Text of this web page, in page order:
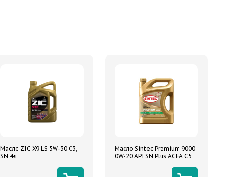
Масло ZIC X9 LS 5W-30 C3,
SN 4л
Масло Sintec Premium 9000
0W-20 API SN Plus ACEA C5